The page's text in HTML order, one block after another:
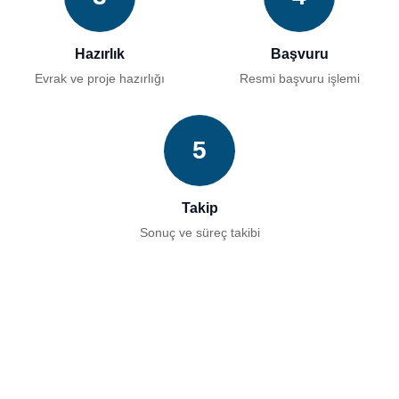
Hazırlık
Evrak ve proje hazırlığı
Başvuru
Resmi başvuru işlemi
5
Takip
Sonuç ve süreç takibi